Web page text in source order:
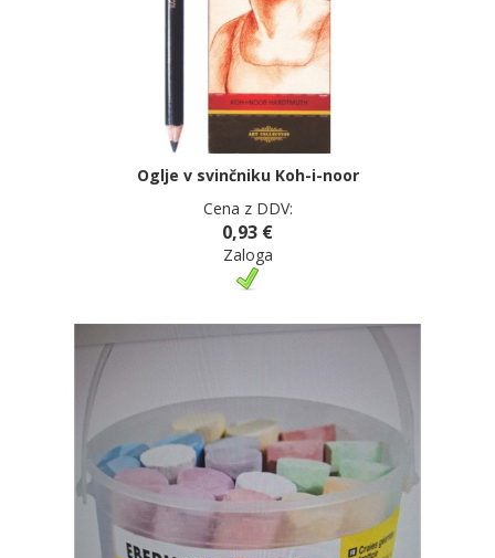
Oglje v svinčniku Koh-i-noor
Cena z DDV:
0,93 €
Zaloga